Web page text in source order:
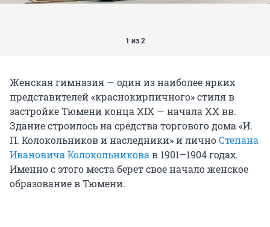
1 из 2
Женская гимназия — один из наиболее ярких
представителей «краснокирпичного» стиля в
застройке Тюмени конца XIX — начала XX вв.
Здание строилось на средства торгового дома «И.
П. Колокольников и наследники» и личноСтепана
Ивановича Колокольниковав 1901–1904 годах.
Именно с этого места берет свое начало женское
образование в Тюмени.